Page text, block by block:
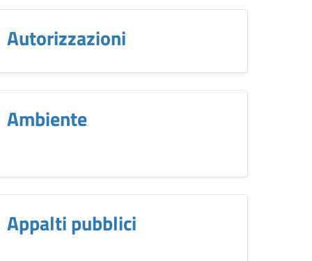
Autorizzazioni
Ambiente
Appalti pubblici